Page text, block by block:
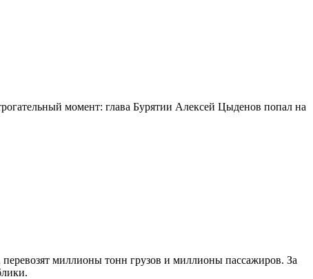
момент: глава Бурятии Алексей Цыденов попал на
миллионы тонн грузов и миллионы пассажиров. За